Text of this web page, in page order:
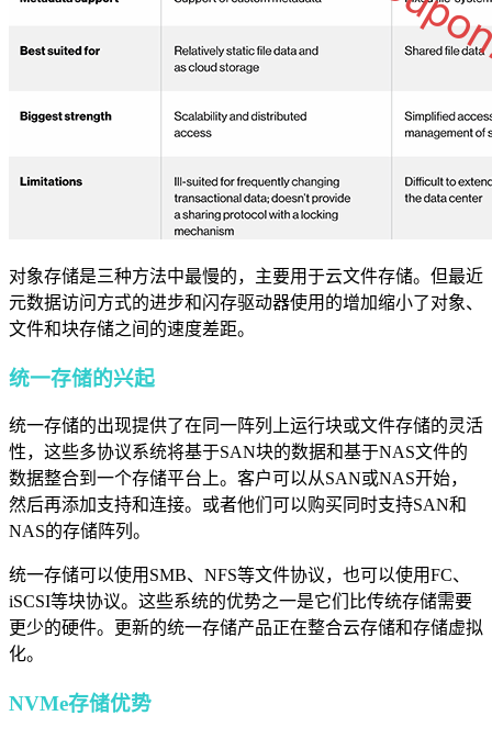
对象存储是三种方法中最慢的，主要用于云文件存储。但最近
元数据访问方式的进步和闪存驱动器使用的增加缩小了对象、
文件和块存储之间的速度差距。
统一存储的兴起
统一存储的出现提供了在同一阵列上运行块或文件存储的灵活
性，这些多协议系统将基于SAN块的数据和基于NAS文件的
数据整合到一个存储平台上。客户可以从SAN或NAS开始，
然后再添加支持和连接。或者他们可以购买同时支持SAN和
NAS的存储阵列。
统一存储可以使用SMB、NFS等文件协议，也可以使用FC、
iSCSI等块协议。这些系统的优势之一是它们比传统存储需要
更少的硬件。更新的统一存储产品正在整合云存储和存储虚拟
化。
NVMe存储优势